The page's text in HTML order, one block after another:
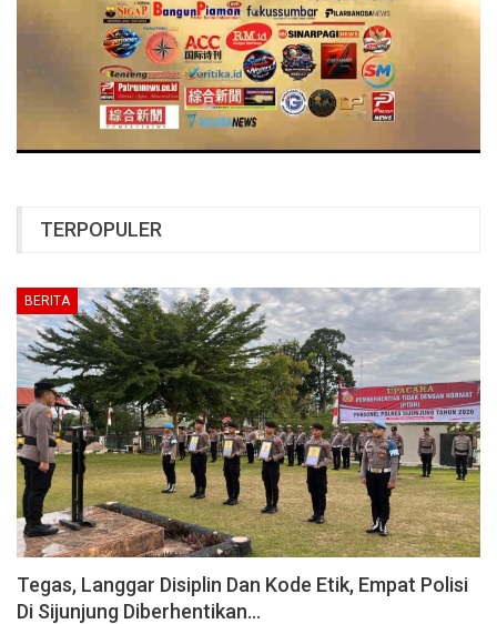
TERPOPULER
BERITA
Tegas, Langgar Disiplin Dan Kode Etik, Empat Polisi
Di Sijunjung Diberhentikan…